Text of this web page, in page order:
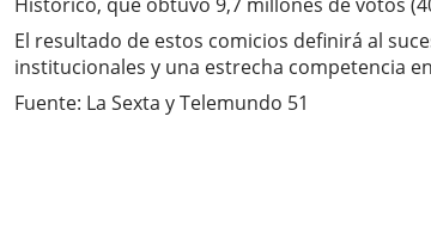
El resultado de estos comicios definirá al
institucionales y una estrecha competencia
Fuente: La Sexta y Telemundo 51